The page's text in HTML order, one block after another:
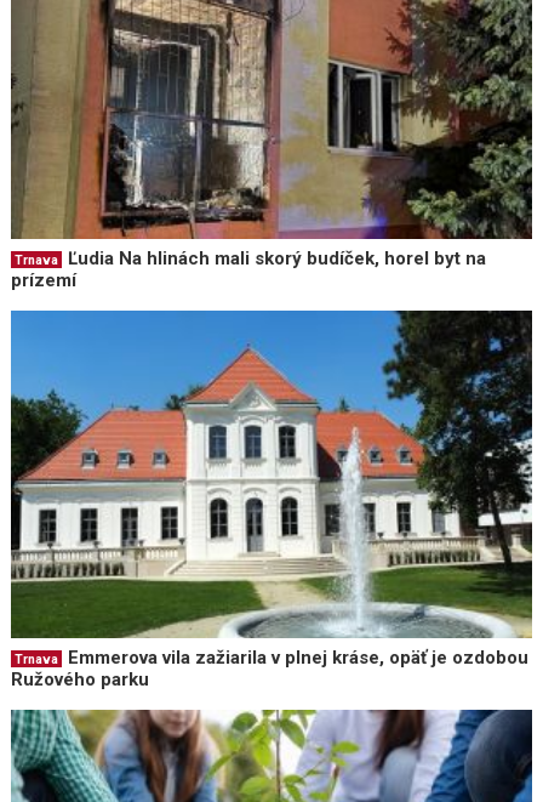
Trnava
Ľudia Na hlinách mali skorý budíček, horel byt na
prízemí
Trnava
Emmerova vila zažiarila v plnej kráse, opäť je ozdobou
Ružového parku